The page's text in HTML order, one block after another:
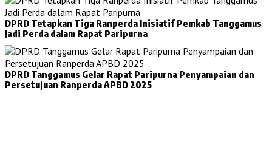
DPRD Tetapkan Tiga Ranperda Inisiatif Pemkab Tanggamus
Jadi Perda dalam Rapat Paripurna
DPRD Tanggamus Gelar Rapat Paripurna Penyampaian dan
Persetujuan Ranperda APBD 2025